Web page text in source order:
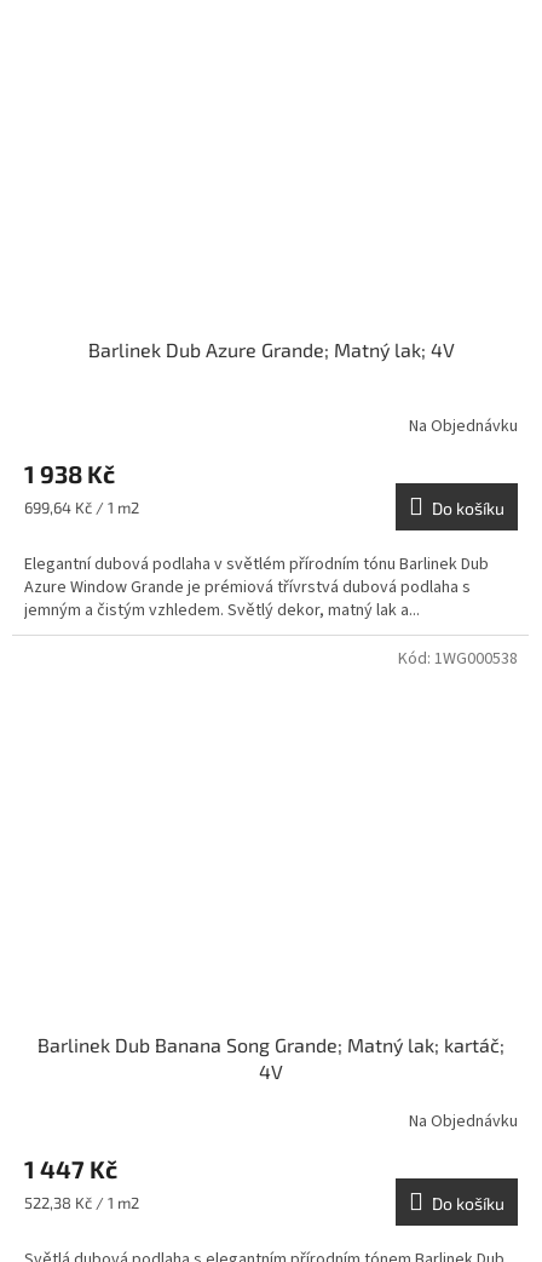
Barlinek Dub Azure Grande; Matný lak; 4V
Na Objednávku
1 938 Kč
Měrná
699,64 Kč / 1 m2 Do košíku
Elegantní dubová podlaha v světlém přírodním tónu Barlinek Dub
Azure Window Grande je prémiová třívrstvá dubová podlaha s
jemným a čistým vzhledem. Světlý dekor, matný lak a...
Barlinek Dub Banana Song Grande; Matný lak; kartáč;
4V
Na Objednávku
1 447 Kč
Měrná
522,38 Kč / 1 m2 Do košíku
Kód: 1WG000538